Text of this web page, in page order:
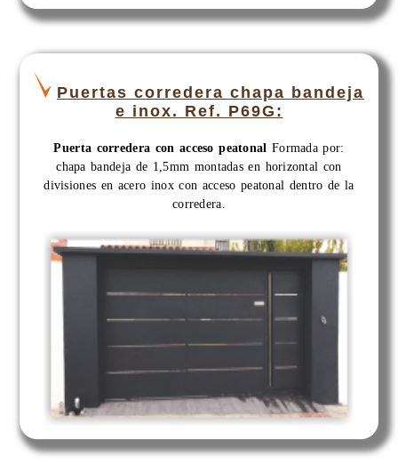
Puertas corredera chapa bandeja
e inox. Ref. P69G:
Puerta corredera con acceso peatonal Formada por:
chapa bandeja de 1,5mm montadas en horizontal con
divisiones en acero inox con acceso peatonal dentro de la
corredera.